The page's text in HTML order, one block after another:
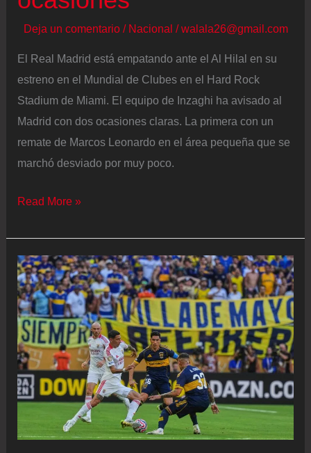
Deja un comentario / Nacional /walala26@gmail.com
El Real Madrid está empatando ante el Al Hilal en su
estreno en el Mundial de Clubes en el Hard Rock
Stadium de Miami. El equipo de Inzaghi ha avisado al
Madrid con dos ocasiones claras. La primera con un
remate de Marcos Leonardo en el área pequeña que se
marchó desviado por muy poco.
Real
–
Al
Hilal
en
directo
|
El
equipo
Read More »